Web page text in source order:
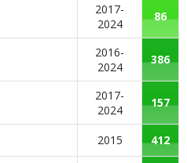
2017-
2024
86
2016-
2024
386
2017-
2024
157
2015 412